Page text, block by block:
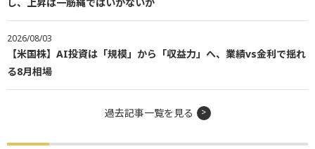
2026/08/03
【米国株】AI投資は「規模」から「収益力」へ、業績vs金利で揺れ
る8月相場
過去記事一覧を見る